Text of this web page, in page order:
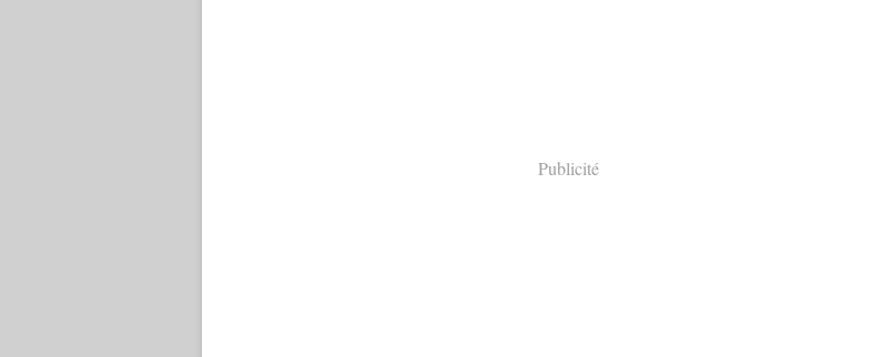
Publicité